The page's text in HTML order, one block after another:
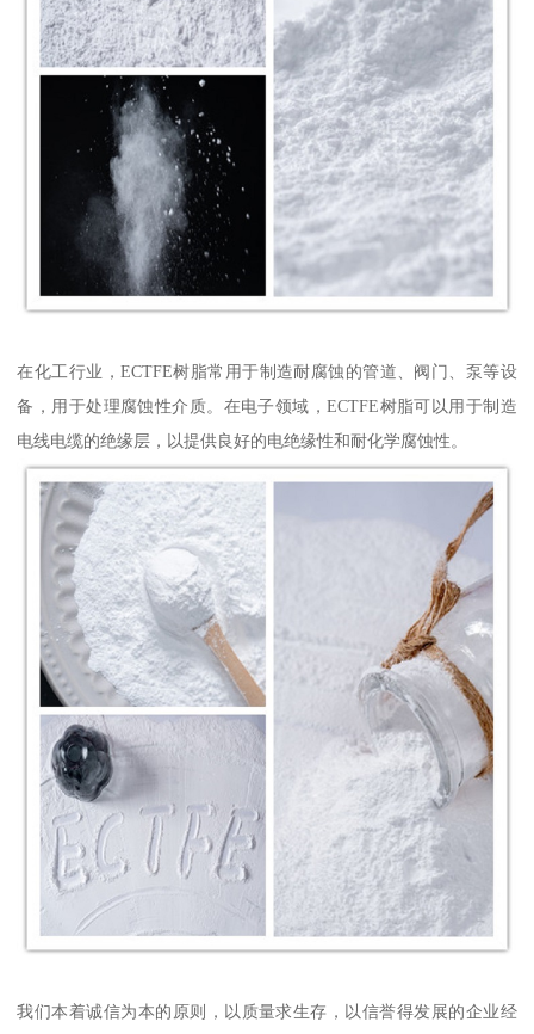
在化工行业，ECTFE树脂常用于制造耐腐蚀的管道、阀门、泵等设
备，用于处理腐蚀性介质。在电子领域，ECTFE树脂可以用于制造
电线电缆的绝缘层，以提供良好的电绝缘性和耐化学腐蚀性。
我们本着诚信为本的原则，以质量求生存，以信誉得发展的企业经